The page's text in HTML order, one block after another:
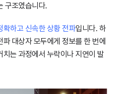
구조였습니다.
확하고 신속한 상황 전파입니다. 하
대상자 모두에게 정보를 한 번에
는 과정에서 누락이나 지연이 발